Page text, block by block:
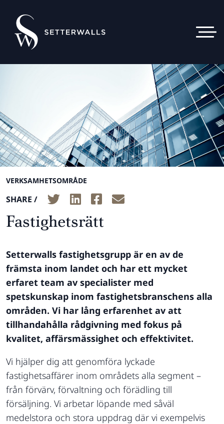
VERKSAMHETSOMRÅDE
SHARE /
Fastighetsrätt
Setterwalls fastighetsgrupp är en av de
främsta inom landet och har ett mycket
erfaret team av specialister med
spetskunskap inom fastighetsbranschens alla
områden. Vi har lång erfarenhet av att
tillhandahålla rådgivning med fokus på
kvalitet, affärsmässighet och effektivitet.
Vi hjälper dig att genomföra lyckade
fastighetsaffärer inom områdets alla segment –
från förvärv, förvaltning och förädling till
försäljning. Vi arbetar löpande med såväl
medelstora och stora uppdrag där vi exempelvis